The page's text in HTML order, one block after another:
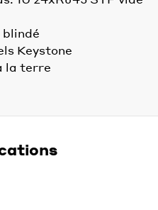
blindé
Keystone
la terre